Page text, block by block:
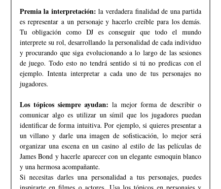
Premia la interpretación: la verdadera finalidad de una partida
es representar a un personaje y hacerlo creíble para los demás.
Tu obligación como DJ es conseguir que todo el mundo
interprete su rol, desarrollando la personalidad de cada individuo
y procurando que siga evolucionando a lo largo de las sesiones
de juego. Todo esto no tendrá sentido si tú no predicas con el
ejemplo. Intenta interpretar a cada uno de tus personajes no
jugadores.
Los tópicos siempre ayudan: la mejor forma de describir o
comunicar algo es utilizar un símil que los jugadores puedan
identificar de forma intuitiva. Por ejemplo, si quieres presentar a
un villano y darle una imagen de sofisticación, lo mejor será
organizar una escena en un casino al estilo de las películas de
James Bond y hacerle aparecer con un elegante esmoquin blanco
y una hermosa acompañante.
Si necesitas darles una personalidad a tus personajes, puedes
inspirarte en filmes o actores. Usa los tópicos en personajes y